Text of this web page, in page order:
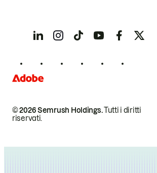
© 2026 Semrush Holdings.Tutti i diritti
riservati.